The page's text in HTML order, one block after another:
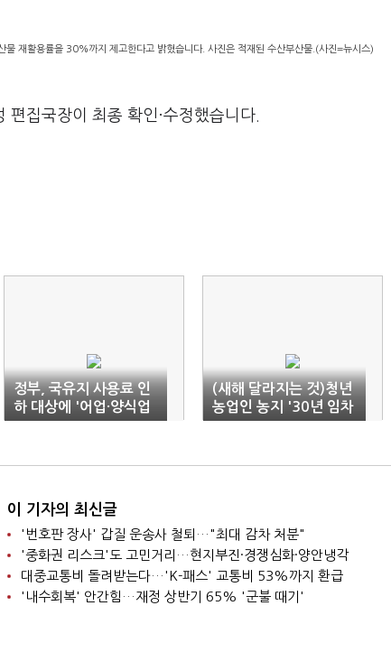
재활용률을 30%까지 제고한다고 밝혔습니다. 사진은 적재된 수산부산물.(사진=뉴시스)
집국장이 최종 확인·수정했습니다.
정부, 국유지 사용료 인
하 대상에 '어업·양식업
부속시설' 확대
(새해 달라지는 것)청년
농업인 농지 '30년 임차
후 소유'…어촌신활력증
이 기자의 최신글
'번호판 장사' 갑질 운송사 철퇴…"최대 감차 처분"
'중화권 리스크'도 고민거리…현지부진·경쟁심화·양안냉각
대중교통비 돌려받는다…'K-패스' 교통비 53%까지 환급
'내수회복' 안간힘…재정 상반기 65% '군불 때기'